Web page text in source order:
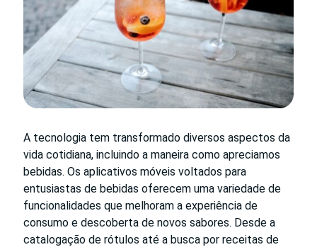
A tecnologia tem transformado diversos aspectos da
vida cotidiana, incluindo a maneira como apreciamos
bebidas. Os aplicativos móveis voltados para
entusiastas de bebidas oferecem uma variedade de
funcionalidades que melhoram a experiência de
consumo e descoberta de novos sabores. Desde a
catalogação de rótulos até a busca por receitas de